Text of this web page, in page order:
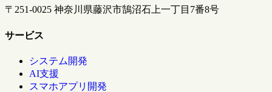
〒251-0025 神奈川県藤沢市鵠沼石上一丁目7番8号
サービス
システム開発
AI支援
スマホアプリ開発